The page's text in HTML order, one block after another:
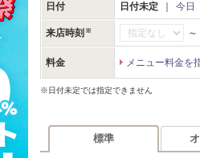
日付 日付未定 今日
来店時刻 ～
料金 メニュー料金を
※日付未定では指定できません
標準